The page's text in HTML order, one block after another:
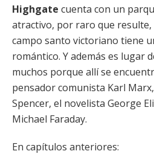
Highgate cuenta con un
atractivo, por raro que resulte,
campo santo victoriano tiene
romántico. Y además es lugar
muchos porque allí se
pensador comunista Karl
Spencer, el novelista George
Michael Faraday.
En capítulos anteriores: